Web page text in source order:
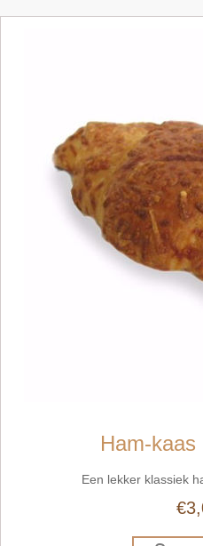
Ham-kaas
Een lekker klassiek